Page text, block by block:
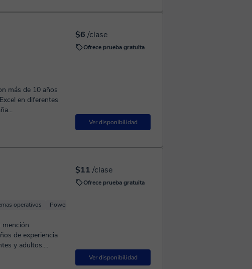
$6 /clase
Ofrece prueba gratuita
Ver disponibilidad
más de 10 años
en diferentes
$11 /clase
Ofrece prueba gratuita
Ver disponibilidad
operativos Power Point
mención
de experiencia
y adultos....